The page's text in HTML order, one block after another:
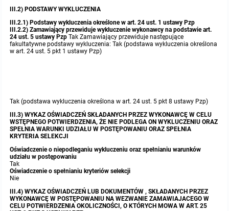
III.2) PODSTAWY WYKLUCZENIA
III.2.1) Podstawy wykluczenia określone w art. 24 ust. 1 ustawy Pzp
III.2.2) Zamawiający przewiduje wykluczenie wykonawcy na podstawie art.
24 ust. 5 ustawy Pzp Tak Zamawiający przewiduje następujące
fakultatywne podstawy wykluczenia: Tak (podstawa wykluczenia określona
w art. 24 ust. 5 pkt 1 ustawy Pzp)
Tak (podstawa wykluczenia określona w art. 24 ust. 5 pkt 8 ustawy Pzp)
III.3) WYKAZ OŚWIADCZEŃ SKŁADANYCH PRZEZ WYKONAWCĘ W CELU
WSTĘPNEGO POTWIERDZENIA, ŻE NIE PODLEGA ON WYKLUCZENIU ORAZ
SPEŁNIA WARUNKI UDZIAŁU W POSTĘPOWANIU ORAZ SPEŁNIA
KRYTERIA SELEKCJI
Oświadczenie o niepodleganiu wykluczeniu oraz spełnianiu warunków
udziału w postępowaniu
Tak
Oświadczenie o spełnianiu kryteriów selekcji
Nie
III.4) WYKAZ OŚWIADCZEŃ LUB DOKUMENTÓW , SKŁADANYCH PRZEZ
WYKONAWCĘ W POSTĘPOWANIU NA WEZWANIE ZAMAWIAJACEGO W
CELU POTWIERDZENIA OKOLICZNOŚCI, O KTÓRYCH MOWA W ART. 25